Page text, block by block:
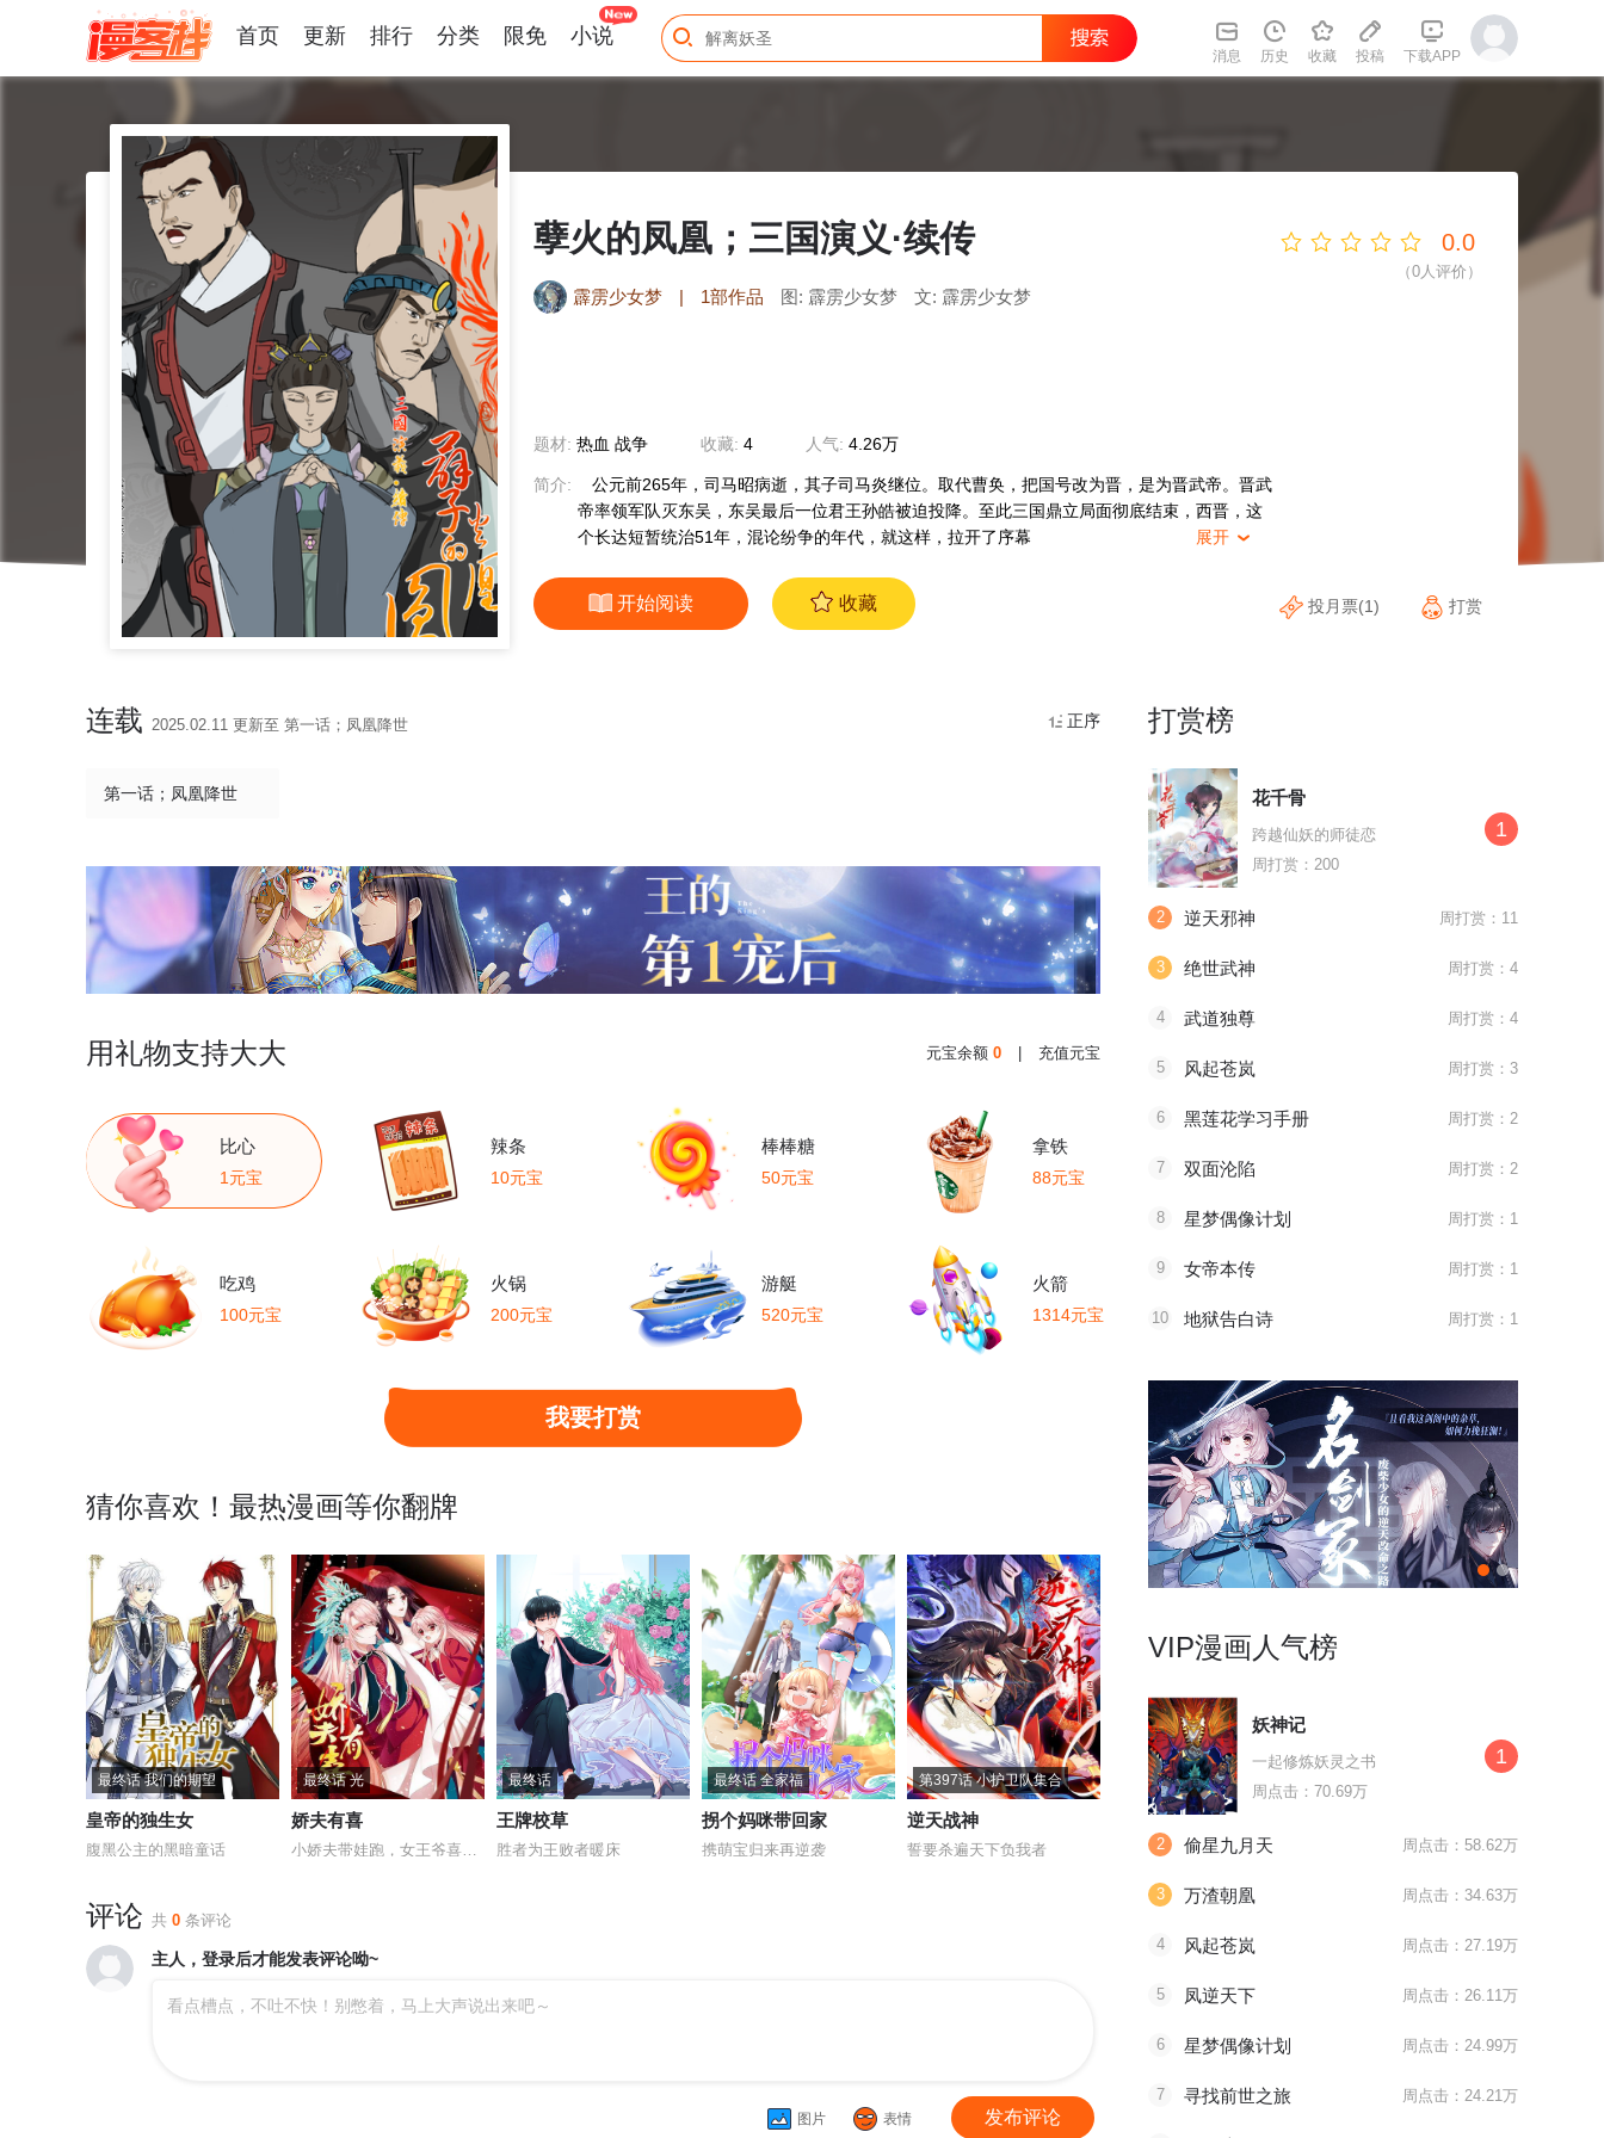
孽火的凤凰；三国演义·续传
霹雳少女梦 | 1部作品 图: 霹雳少女梦 文: 霹雳少女梦
题材: 热血 战争 收藏: 4 人气: 4.26万
简介:
公元前265年，司马昭病逝，其子司马炎继位。取代曹奂，把国号改为晋，是为晋武帝。晋武
帝率领军队灭东吴，东吴最后一位君王孙皓被迫投降。至此三国鼎立局面彻底结束，西晋，这
个长达短暂统治51年，混论纷争的年代，就这样，拉开了序幕
展开 
开始阅读 收藏
0.0
（0人评价）
投月票(1) 打赏
连载 2025.02.11 更新至 第一话；凤凰降世 正序
第一话；凤凰降世
用礼物支持大大 元宝余额 0 充值元宝
比心
1元宝
辣条
10元宝
棒棒糖
50元宝
拿铁
88元宝
吃鸡
100元宝
火锅
200元宝
游艇
520元宝
火箭
1314元宝
我要打赏
猜你喜欢！最热漫画等你翻牌
最终话 我们的期望
皇帝的独生女
腹黑公主的黑暗童话
最终话 光
娇夫有喜
小娇夫带娃跑，女王爷喜当妈。
最终话
王牌校草
胜者为王败者暖床
最终话 全家福
拐个妈咪带回家
携萌宝归来再逆袭
第397话 小护卫队集合
逆天战神
誓要杀遍天下负我者
最终话
黑莲花学习手册
假•恶毒少女×真•复仇皇子 婚后生活要墨守成规？
评论 共 0 条评论
主人，登录后才能发表评论呦~
看点槽点，不吐不快！别憋着，马上大声说出来吧～
图片 表情 发布评论
打赏榜
花千骨
跨越仙妖的师徒恋
周打赏：200
1
2 逆天邪神 周打赏：11
3 绝世武神 周打赏：4
4 武道独尊 周打赏：4
5 风起苍岚 周打赏：3
6 黑莲花学习手册 周打赏：2
7 双面沦陷 周打赏：2
8 星梦偶像计划 周打赏：1
9 女帝本传 周打赏：1
10 地狱告白诗 周打赏：1
VIP漫画人气榜
妖神记
一起修炼妖灵之书
周点击：70.69万
1
2 偷星九月天 周点击：58.62万
3 万渣朝凰 周点击：34.63万
4 风起苍岚 周点击：27.19万
5 凤逆天下 周点击：26.11万
6 星梦偶像计划 周点击：24.99万
7 寻找前世之旅 周点击：24.21万
首页 更新 排行 分类 限免 小说
消息 历史 收藏 投稿 下载APP